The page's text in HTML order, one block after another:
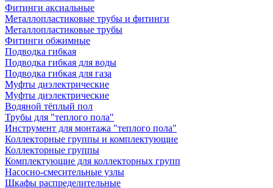
Фитинги аксиальные
Металлопластиковые трубы и фитинги
Металлопластиковые трубы
Фитинги обжимные
Подводка гибкая
Подводка гибкая для воды
Подводка гибкая для газа
Муфты диэлектрические
Муфты диэлектрические
Водяной тёплый пол
Трубы для "теплого пола"
Инструмент для монтажа "теплого пола"
Коллекторные группы и комплектующие
Коллекторные группы
Комплектующие для коллекторных групп
Насосно-смесительные узлы
Шкафы распределительные